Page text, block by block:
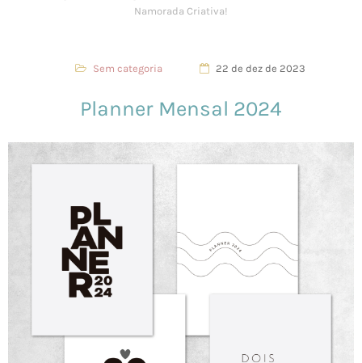
Sem categoria 22 de dez de 2023
Planner Mensal 2024